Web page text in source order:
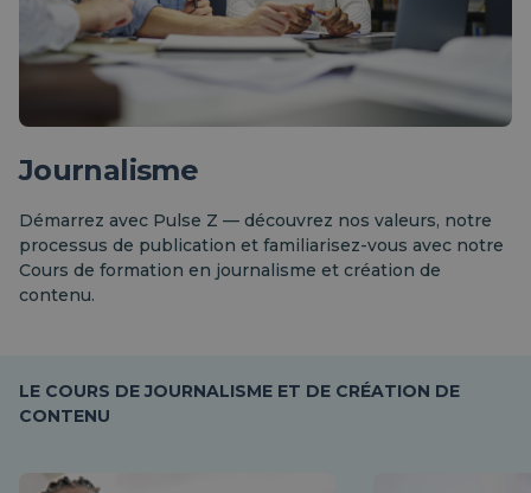
Journalisme
Démarrez avec Pulse Z — découvrez nos valeurs, notre
processus de publication et familiarisez-vous avec notre
Cours de formation en journalisme et création de
contenu.
LE COURS DE JOURNALISME ET DE CRÉATION DE
CONTENU